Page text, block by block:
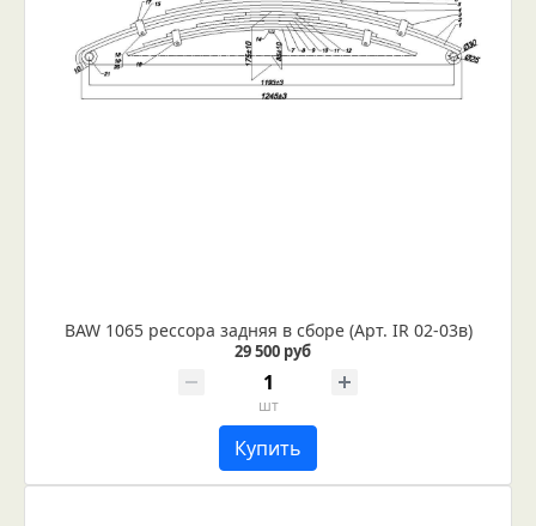
BAW 1065 рессора задняя в сборе (Арт. IR 02-03в)
29 500 руб
шт
Купить